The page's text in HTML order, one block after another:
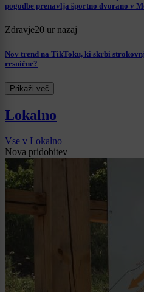
pogodbe prenavlja športno dvorano v
Zdravje20 ur nazaj
Nov trend na TikToku, ki skrbi
resnične?
Prikaži več
Lokalno
Vse v Lokalno
Nova pridobitev